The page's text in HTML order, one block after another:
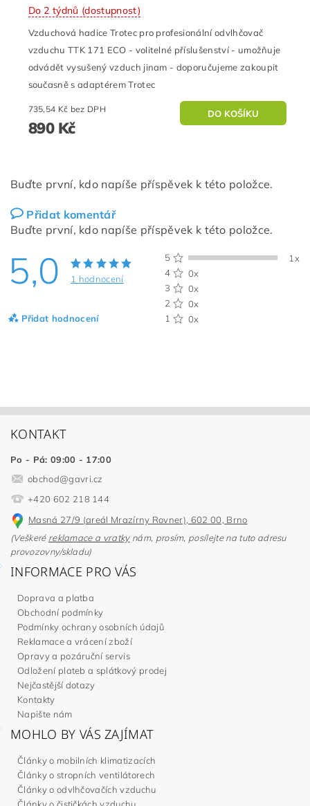
Do 2 týdnů (dostupnost)
Vzduchová hadice Trotec pro profesionální odvlhčovač
vzduchu TTK 171 ECO - volitelné příslušenství - umožňuje
odvádět vysušený vzduch jinam - doporučujeme zakoupit
současně s adaptérem Trotec
735,54 Kč bez DPH
890 Kč
Buďte první, kdo napíše příspěvek k této položce.
Přidat komentář
Buďte první, kdo napíše příspěvek k této položce.
5,0 1 hodnocení
Přidat hodnocení
5
1x
4
0x
3
0x
2
0x
1
0x
KONTAKT
Po - Pá: 09:00 - 17:00
obchod@gavri.cz
+420 602 218 144
Masná 27/9 (areál Mrazírny Rovner), 602 00, Brno
(Veškeré reklamace a vratkynám, prosím, posílejte na tuto adresu
provozovny/skladu)
INFORMACE PRO VÁS
Doprava a platba
Obchodní podmínky
Podmínky ochrany osobních údajů
Reklamace a vrácení zboží
Opravy a pozáruční servis
Odložení plateb a splátkový prodej
Nejčastější dotazy
Kontakty
Napište nám
MOHLO BY VÁS ZAJÍMAT
Články o mobilních klimatizacích
Články o stropních ventilátorech
Články o odvlhčovačích vzduchu